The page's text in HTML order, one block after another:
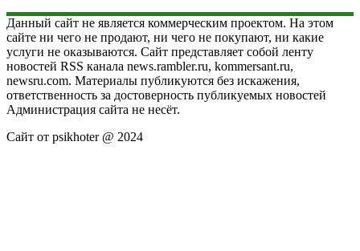
Данный сайт не является коммерческим проектом. На этом
сайте ни чего не продают, ни чего не покупают, ни какие
услуги не оказываются. Сайт представляет собой ленту
новостей RSS канала news.rambler.ru, kommersant.ru,
newsru.com. Материалы публикуются без искажения,
ответственность за достоверность публикуемых новостей
Администрация сайта не несёт.
Сайт от psikhoter @ 2024